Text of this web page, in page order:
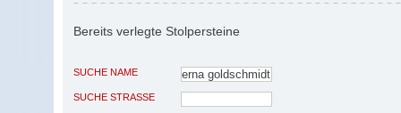
Bereits verlegte Stolpersteine
SUCHE NAME
SUCHE STRASSE